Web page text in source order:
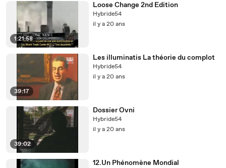
1:21:58
Loose Change 2nd Edition
Hybride54
il y a 20 ans
39:17
Les illuminatis La théorie du complot
Hybride54
il y a 20 ans
39:02
Dossier Ovni
Hybride54
il y a 20 ans
12.Un Phénomène Mondial